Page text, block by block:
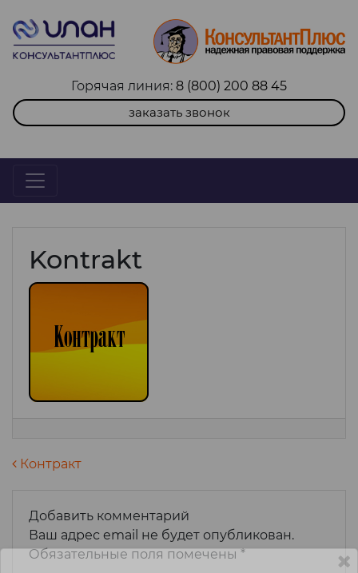
Горячая линия: 8 (800) 200 88 45
заказать звонок
Kontrakt
Навигация по записям
Контракт
Добавить комментарий
Ваш адрес email не будет опубликован.
Обязательные поля помечены *